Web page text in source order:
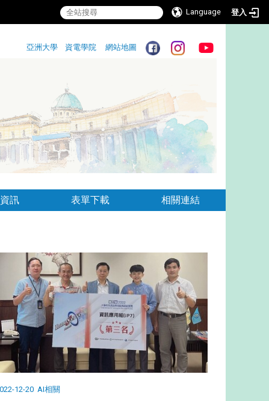
Language 登入
亞洲大學
資電學院 網站地圖
訊 表單下載 相關連結
12-20 AI相關